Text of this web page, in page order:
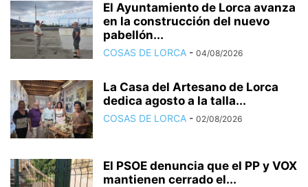
El Ayuntamiento de Lorca avanza
en la construcción del nuevo
pabellón...
COSAS DE LORCA - 04/08/2026
La Casa del Artesano de Lorca
dedica agosto a la talla...
COSAS DE LORCA - 02/08/2026
El PSOE denuncia que el PP y VOX
mantienen cerrado el...